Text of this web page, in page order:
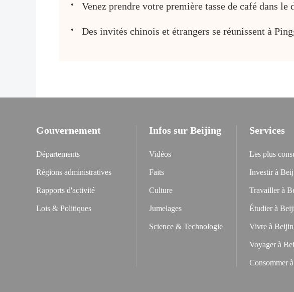
Venez prendre votre première tasse de café dans
Des invités chinois et étrangers se réunissent à
Gouvernement
Départements
Régions administratives
Rapports d'activité
Lois & Politiques
Infos sur Beijing
Vidéos
Faits
Culture
Jumelages
Science & Technologie
Services
Les plus
Investir à
Travailler à
Étudier à
Vivre à
Voyager à
Consommer